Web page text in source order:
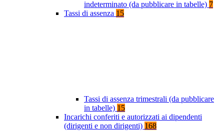
indeterminato (da pubblicare in tabelle) 7
Tassi di assenza 15
Tassi di assenza trimestrali (da pubblicare
in tabelle) 15
Incarichi conferiti e autorizzati ai dipendenti
(dirigenti e non dirigenti) 168